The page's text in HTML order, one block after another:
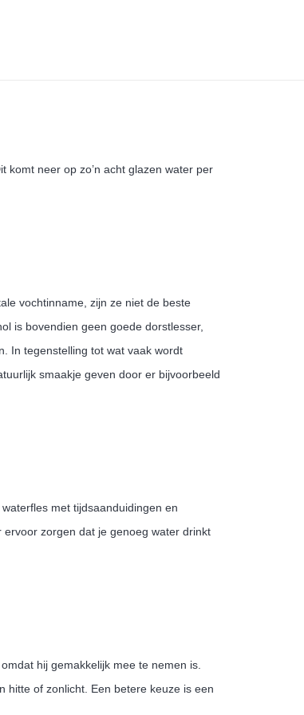
komt neer op zo’n acht glazen water per
vochtinname, zijn ze niet de beste
is bovendien geen goede dorstlesser,
In tegenstelling tot wat vaak wordt
smaakje geven door er bijvoorbeeld
met tijdsaanduidingen en
zorgen dat je genoeg water drinkt
hij gemakkelijk mee te nemen is.
hitte of zonlicht. Een betere keuze is een